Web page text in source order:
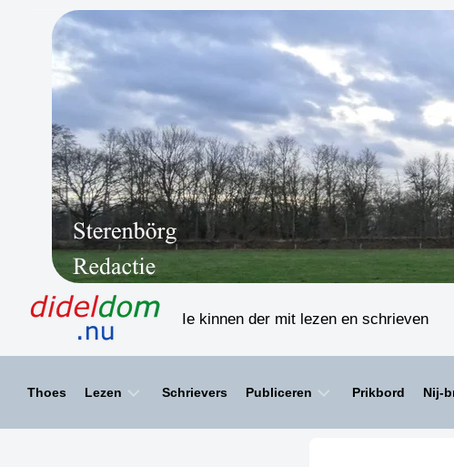
Ie kinnen der mit lezen en schrieven
Thoes Lezen Schrievers Publiceren Prikbord Nij-